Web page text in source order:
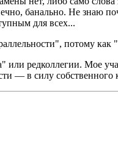
банально. Не
для всех...
потому
или редколлегии. Мое
— в силу собственного